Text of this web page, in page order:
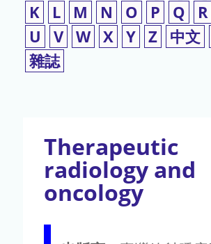
K
L M N O P Q R
U
V W X Y Z 中文
雜誌
Therapeutic
radiology and
oncology